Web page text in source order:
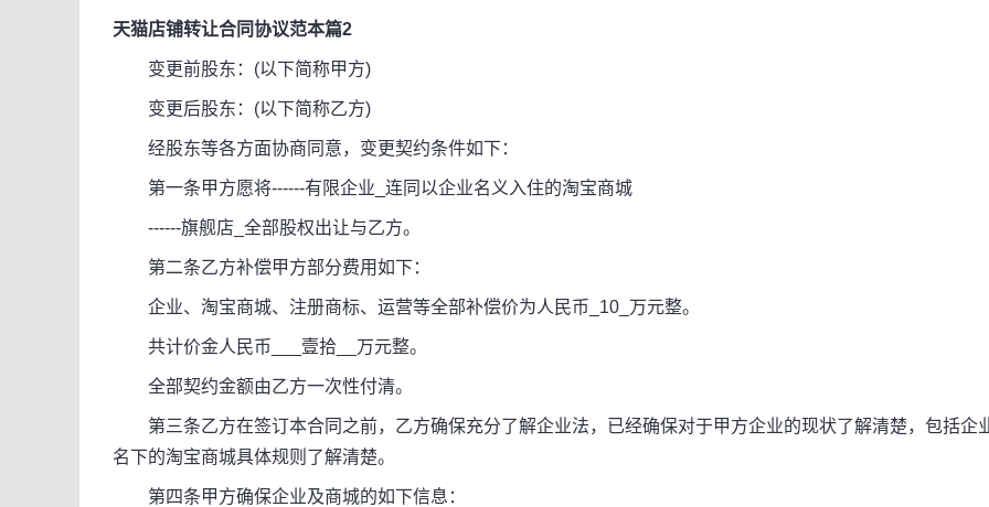
天猫店铺转让合同协议范本篇2
变更前股东：(以下简称甲方)
变更后股东：(以下简称乙方)
经股东等各方面协商同意，变更契约条件如下：
第一条甲方愿将------有限企业_连同以企业名义入住的淘宝商城
------旗舰店_全部股权出让与乙方。
第二条乙方补偿甲方部分费用如下：
企业、淘宝商城、注册商标、运营等全部补偿价为人民币_10_万元整。
共计价金人民币___壹拾__万元整。
全部契约金额由乙方一次性付清。
第三条乙方在签订本合同之前，乙方确保充分了解企业法，已经确保对于甲方企业的现状了解清楚，包括企
名下的淘宝商城具体规则了解清楚。
第四条甲方确保企业及商城的如下信息：